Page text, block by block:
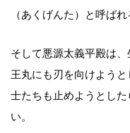
（あくげんた）と呼ばれ
そして悪源太義平殿は
王丸にも刃を向けよう
士たちも止めようとし
い。